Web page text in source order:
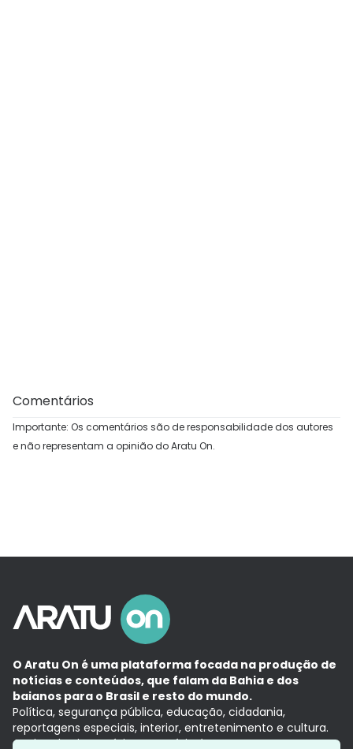
Comentários
Importante: Os comentários são de responsabilidade dos autores
e não representam a opinião do Aratu On.
O Aratu On é uma plataforma focada na produção de
notícias e conteúdos, que falam da Bahia e dos
baianos para o Brasil e resto do mundo.
Política, segurança pública, educação, cidadania,
reportagens especiais, interior, entretenimento e cultura.
Aqui, tudo vira notícia e a notícia é no tempo presente,